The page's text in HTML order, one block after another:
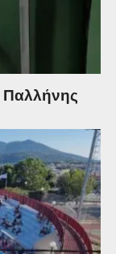
Παλλήνης